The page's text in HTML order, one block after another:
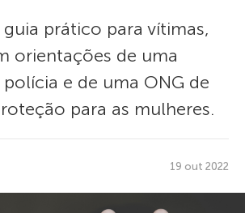
prático para vítimas,
orientações de uma
e de uma ONG de
para as mulheres.
19 out 2022